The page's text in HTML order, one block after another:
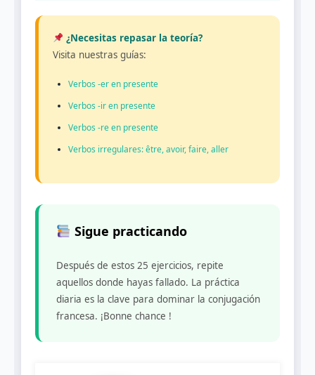
¿Necesitas repasar la teoría?
Visita nuestras guías:
Verbos -er en presente
Verbos -ir en presente
Verbos -re en presente
Verbos irregulares: être, avoir, faire, aller
Sigue practicando
Después de estos 25 ejercicios, repite
aquellos donde hayas fallado. La práctica
diaria es la clave para dominar la conjugación
francesa. ¡Bonne chance !